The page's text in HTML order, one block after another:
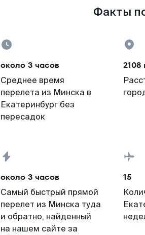
Факты
около 3 часов
Среднее время
перелета из Минска в
Екатеринбург без
пересадок
2108
около 3 часов
Самый быстрый прямой
перелет из Минска туда
и обратно, найденный
на нашем сайте за
15